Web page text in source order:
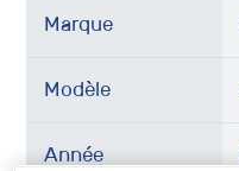
Marque
Modèle
Année